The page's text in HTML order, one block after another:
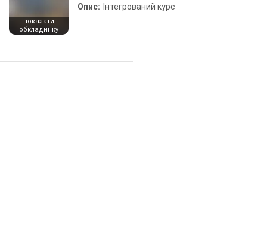
показати
обкладинку
Опис: Інтегрований курс